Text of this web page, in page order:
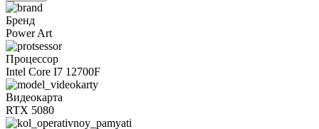
Бренд
Power Art
Процессор
Intel Core I7 12700F
Видеокарта
RTX 5080